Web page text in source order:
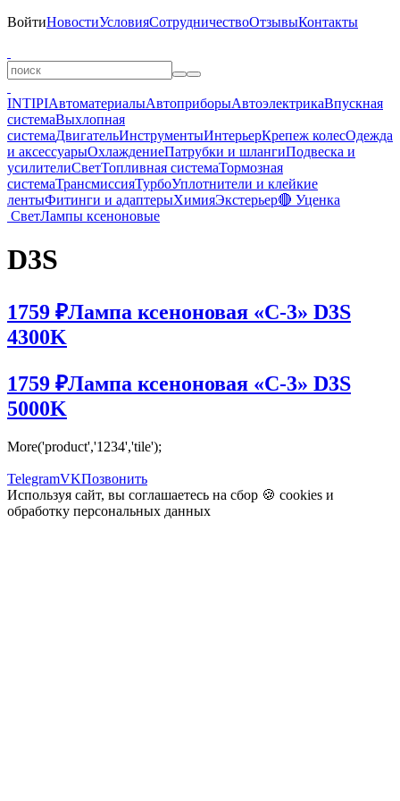
ВойтиНовостиУсловияСотрудничествоОтзывыКонтакты
INTIPIАвтоматериалыАвтоприборыАвтоэлектрикаВпускная
системаВыхлопная
системаДвигательИнструментыИнтерьерКрепеж колесОдежда
и аксессуарыОхлаждениеПатрубки и шлангиПодвеска и
усилителиСветТопливная системаТормозная
системаТрансмиссияТурбоУплотнители и клейкие
лентыФитинги и адаптерыХимияЭкстерьер🔴 Уценка
СветЛампы ксеноновые
D3S
1759 ₽Лампа ксеноновая «C-3» D3S
4300K
1759 ₽Лампа ксеноновая «C-3» D3S
5000K
More('product','1234','tile');
TelegramVKПозвонить
Используя сайт, вы соглашаетесь на сбор 🍪 cookies и
обработку персональных данных